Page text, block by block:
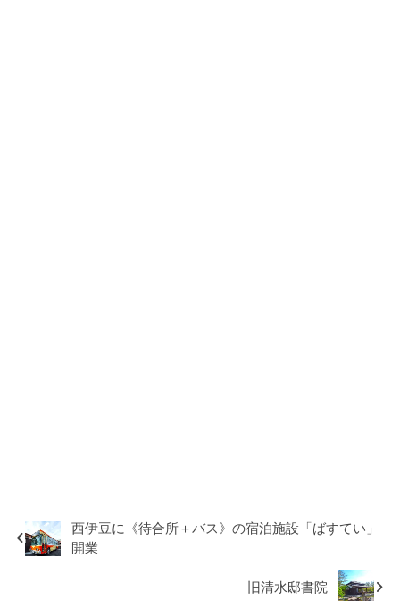
西伊豆に《待合所＋バス》の宿泊施設「ばすてい」
開業
旧清水邸書院